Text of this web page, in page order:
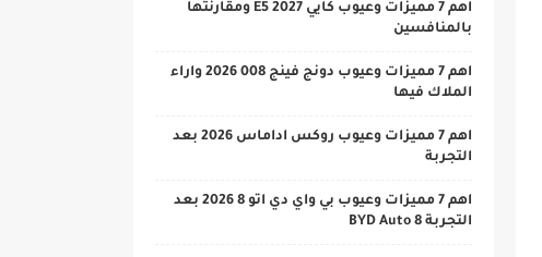
اهم 7 مميزات وعيوب كايي E5 2027 ومقارنتها
بالمنافسين
اهم 7 مميزات وعيوب دونج فينج 008 2026 واراء
الملاك فيها
اهم 7 مميزات وعيوب روكس اداماس 2026 بعد
التجربة
اهم 7 مميزات وعيوب بي واي دي اتو 8 2026 بعد
التجربة BYD Auto 8